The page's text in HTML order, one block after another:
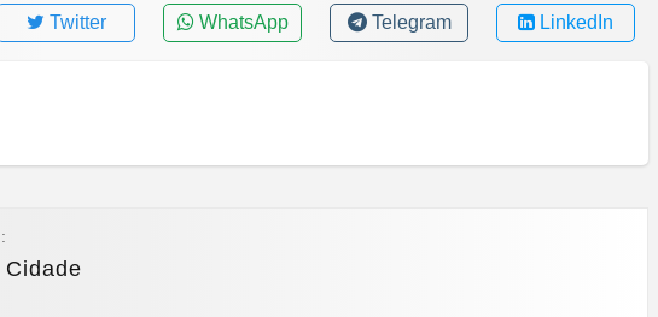
Twitter WhatsApp Telegram LinkedIn